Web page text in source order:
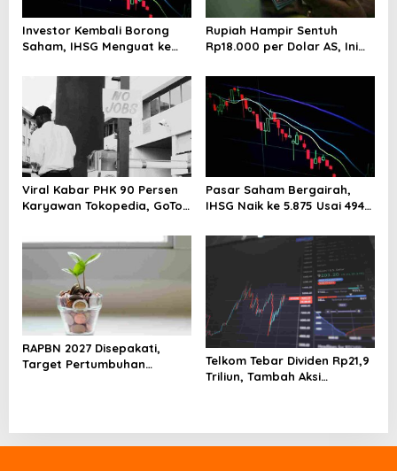
a
t
n
Investor Kembali Borong
Saham, IHSG Menguat ke
Rupiah Hampir Sentuh
Rp18.000 per Dolar AS, Ini
Indonesia
Viral Kabar PHK 90 Persen
Karyawan Tokopedia, GoTo
Pasar Saham Bergairah,
IHSG Naik ke 5.875 Usai 494
RAPBN 2027 Disepakati,
Target Pertumbuhan
Telkom Tebar Dividen Rp21,9
Triliun, Tambah Aksi